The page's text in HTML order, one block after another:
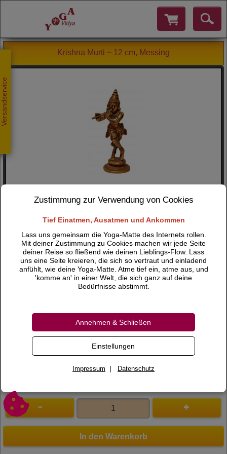
Versandservice
Krishna Murti ~ 12 cm, Messing
Preis 35,00 €
inkl. 19 % MwSt.
Versandkosten
Gewicht 0,25 KG
Bewertungen
0 Bewertungen
In den Warenkorb
Zustimmung zur Verwendung von Cookies
Tief Einatmen, Ausatmen und Ankommen
Lass uns gemeinsam die Yoga-Matte des Internets rollen.
Mit deiner Zustimmung zu Cookies machen wir jede Seite
deiner Reise so fließend wie deinen Lieblings-Flow. Lass
uns eine Seite kreieren, die sich so vertraut und einladend
anfühlt, wie deine Yoga-Matte. Atme tief ein, atme aus, und
'komme an' in einer Welt, die sich ganz auf deine
Bedürfnisse abstimmt.
Annehmen & Schließen
Einstellungen
Impressum | Datenschutz